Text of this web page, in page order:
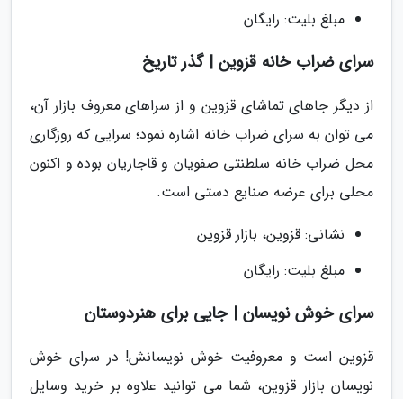
مبلغ بلیت: رایگان
سرای ضراب خانه قزوین | گذر تاریخ
از دیگر جاهای تماشای قزوین و از سراهای معروف بازار آن،
می توان به سرای ضراب خانه اشاره نمود؛ سرایی که روزگاری
محل ضراب خانه سلطنتی صفویان و قاجاریان بوده و اکنون
محلی برای عرضه صنایع دستی است.
نشانی: قزوین، بازار قزوین
مبلغ بلیت: رایگان
سرای خوش نویسان | جایی برای هنردوستان
قزوین است و معروفیت خوش نویسانش! در سرای خوش
نویسان بازار قزوین، شما می توانید علاوه بر خرید وسایل